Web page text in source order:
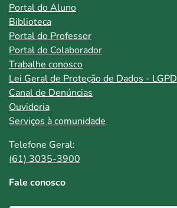
Portal do Aluno
Biblioteca
Portal do Professor
Portal do Colaborador
Trabalhe conosco
Lei Geral de Proteção de Dados - LGPD
Canal de Denúncias
Ouvidoria
Serviços à comunidade
Telefone Geral:
(61) 3035-3900
Fale conosco